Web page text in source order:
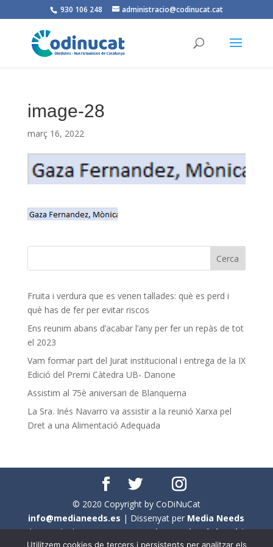
930 106 248 administracio@codinucat.cat
image-28
març 16, 2022
Fruita i verdura que es venen tallades: què es perd i
què has de fer per evitar riscos
Ens reunim abans d’acabar l’any per fer un repàs de tot
el 2023
Vam formar part del Jurat institucional i entrega de la IX
Edició del Premi Càtedra UB- Danone
Assistim al 75è aniversari de Blanquerna
La Sra. Inés Navarro va assistir a la reunió Xarxa pel
Dret a una Alimentació Adequada
© 2020 Copyright by CoDiNuCat
info@medianeeds.es | Dissenyat per Media Needs
| Tots els drets reservats aCoDiNuCat |Avís legal|
Utilitzem cookies de tercers i persistents per analitzar els